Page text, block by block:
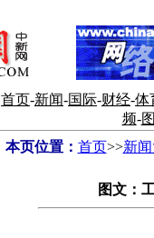
首页-新闻-国际-财经-体
频-
本页位置： 首页>>新
图文：